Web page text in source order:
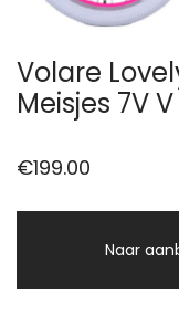
Volare
Meisjes 7V
€199.00
Naar